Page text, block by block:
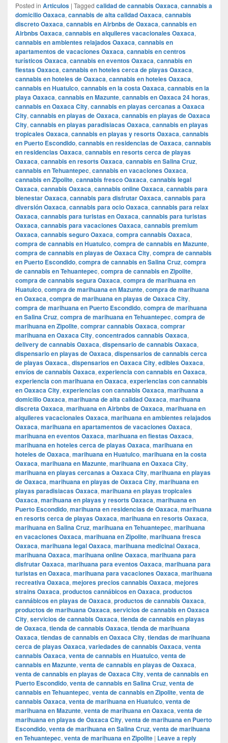
Posted in Articulos | Tagged calidad de cannabis Oaxaca, cannabis a
domicilio Oaxaca, cannabis de alta calidad Oaxaca, cannabis
discreto Oaxaca, cannabis en Airbnbs de Oaxaca, cannabis en
Airbnbs Oaxaca, cannabis en alquileres vacacionales Oaxaca,
cannabis en ambientes relajados Oaxaca, cannabis en
apartamentos de vacaciones Oaxaca, cannabis en centros
turísticos Oaxaca, cannabis en eventos Oaxaca, cannabis en
fiestas Oaxaca, cannabis en hoteles cerca de playas Oaxaca,
cannabis en hoteles de Oaxaca, cannabis en hoteles Oaxaca,
cannabis en Huatulco, cannabis en la costa Oaxaca, cannabis en la
playa Oaxaca, cannabis en Mazunte, cannabis en Oaxaca 24 horas,
cannabis en Oaxaca City, cannabis en playas cercanas a Oaxaca
City, cannabis en playas de Oaxaca, cannabis en playas de Oaxaca
City, cannabis en playas paradisiacas Oaxaca, cannabis en playas
tropicales Oaxaca, cannabis en playas y resorts Oaxaca, cannabis
en Puerto Escondido, cannabis en residencias de Oaxaca, cannabis
en residencias Oaxaca, cannabis en resorts cerca de playas
Oaxaca, cannabis en resorts Oaxaca, cannabis en Salina Cruz,
cannabis en Tehuantepec, cannabis en vacaciones Oaxaca,
cannabis en Zipolite, cannabis fresco Oaxaca, cannabis legal
Oaxaca, cannabis Oaxaca, cannabis online Oaxaca, cannabis para
bienestar Oaxaca, cannabis para disfrutar Oaxaca, cannabis para
diversión Oaxaca, cannabis para ocio Oaxaca, cannabis para relax
Oaxaca, cannabis para turistas en Oaxaca, cannabis para turistas
Oaxaca, cannabis para vacaciones Oaxaca, cannabis premium
Oaxaca, cannabis seguro Oaxaca, compra cannabis Oaxaca,
compra de cannabis en Huatulco, compra de cannabis en Mazunte,
compra de cannabis en playas de Oaxaca City, compra de cannabis
en Puerto Escondido, compra de cannabis en Salina Cruz, compra
de cannabis en Tehuantepec, compra de cannabis en Zipolite,
compra de cannabis segura Oaxaca, compra de marihuana en
Huatulco, compra de marihuana en Mazunte, compra de marihuana
en Oaxaca, compra de marihuana en playas de Oaxaca City,
compra de marihuana en Puerto Escondido, compra de marihuana
en Salina Cruz, compra de marihuana en Tehuantepec, compra de
marihuana en Zipolite, comprar cannabis Oaxaca, comprar
marihuana en Oaxaca City, concentrados cannabis Oaxaca,
delivery de cannabis Oaxaca, dispensario de cannabis Oaxaca,
dispensario en playas de Oaxaca, dispensarios de cannabis cerca
de playas Oaxaca., dispensarios en Oaxaca City, edibles Oaxaca,
envíos de cannabis Oaxaca, experiencia con cannabis en Oaxaca,
experiencia con marihuana en Oaxaca, experiencias con cannabis
en Oaxaca City, experiencias con cannabis Oaxaca, marihuana a
domicilio Oaxaca, marihuana de alta calidad Oaxaca, marihuana
discreta Oaxaca, marihuana en Airbnbs de Oaxaca, marihuana en
alquileres vacacionales Oaxaca, marihuana en ambientes relajados
Oaxaca, marihuana en apartamentos de vacaciones Oaxaca,
marihuana en eventos Oaxaca, marihuana en fiestas Oaxaca,
marihuana en hoteles cerca de playas Oaxaca, marihuana en
hoteles de Oaxaca, marihuana en Huatulco, marihuana en la costa
Oaxaca, marihuana en Mazunte, marihuana en Oaxaca City,
marihuana en playas cercanas a Oaxaca City, marihuana en playas
de Oaxaca, marihuana en playas de Oaxaca City, marihuana en
playas paradisiacas Oaxaca, marihuana en playas tropicales
Oaxaca, marihuana en playas y resorts Oaxaca, marihuana en
Puerto Escondido, marihuana en residencias de Oaxaca, marihuana
en resorts cerca de playas Oaxaca, marihuana en resorts Oaxaca,
marihuana en Salina Cruz, marihuana en Tehuantepec, marihuana
en vacaciones Oaxaca, marihuana en Zipolite, marihuana fresca
Oaxaca, marihuana legal Oaxaca, marihuana medicinal Oaxaca,
marihuana Oaxaca, marihuana online Oaxaca, marihuana para
disfrutar Oaxaca, marihuana para eventos Oaxaca, marihuana para
turistas en Oaxaca, marihuana para vacaciones Oaxaca, marihuana
recreativa Oaxaca, mejores precios cannabis Oaxaca, mejores
strains Oaxaca, productos cannábicos en Oaxaca, productos
cannábicos en playas de Oaxaca, productos de cannabis Oaxaca,
productos de marihuana Oaxaca, servicios de cannabis en Oaxaca
City, servicios de cannabis Oaxaca, tienda de cannabis en playas
de Oaxaca, tienda de cannabis Oaxaca, tienda de marihuana
Oaxaca, tiendas de cannabis en Oaxaca City, tiendas de marihuana
cerca de playas Oaxaca, variedades de cannabis Oaxaca, venta
cannabis Oaxaca, venta de cannabis en Huatulco, venta de
cannabis en Mazunte, venta de cannabis en playas de Oaxaca,
venta de cannabis en playas de Oaxaca City, venta de cannabis en
Puerto Escondido, venta de cannabis en Salina Cruz, venta de
cannabis en Tehuantepec, venta de cannabis en Zipolite, venta de
cannabis Oaxaca, venta de marihuana en Huatulco, venta de
marihuana en Mazunte, venta de marihuana en Oaxaca, venta de
marihuana en playas de Oaxaca City, venta de marihuana en Puerto
Escondido, venta de marihuana en Salina Cruz, venta de marihuana
en Tehuantepec, venta de marihuana en Zipolite | Leave a reply